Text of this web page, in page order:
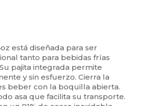
está diseñada para ser
tanto para bebidas frías
pajita integrada permite
y sin esfuerzo. Cierra la
beber con la boquilla abierta.
asa que facilita su transporte.